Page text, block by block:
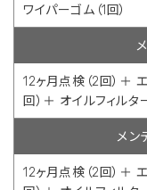
ワイパーゴム（1回）
12ヶ月点検（2回）＋
回）＋ オイルフィルタ
メン
12ヶ月点検（2回）＋